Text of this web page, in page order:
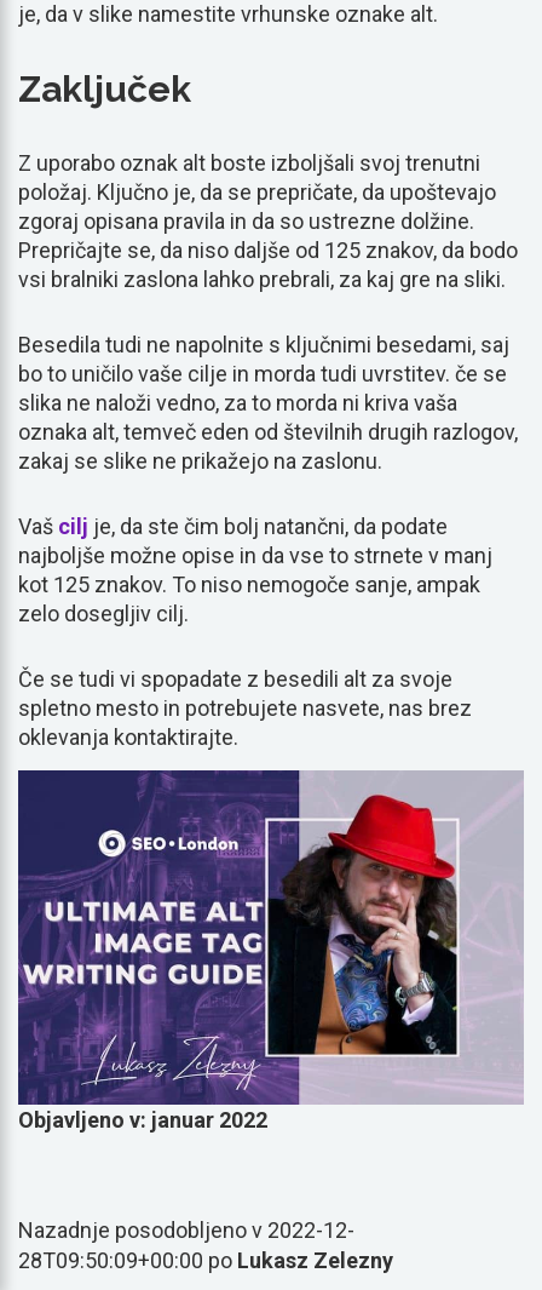
je, da v slike namestite vrhunske oznake alt.
Zaključek
Z uporabo oznak alt boste izboljšali svoj trenutni
položaj. Ključno je, da se prepričate, da upoštevajo
zgoraj opisana pravila in da so ustrezne dolžine.
Prepričajte se, da niso daljše od 125 znakov, da bodo
vsi bralniki zaslona lahko prebrali, za kaj gre na sliki.
Besedila tudi ne napolnite s ključnimi besedami, saj
bo to uničilo vaše cilje in morda tudi uvrstitev. če se
slika ne naloži vedno, za to morda ni kriva vaša
oznaka alt, temveč eden od številnih drugih razlogov,
zakaj se slike ne prikažejo na zaslonu.
Vaš cilj je, da ste čim bolj natančni, da podate
najboljše možne opise in da vse to strnete v manj
kot 125 znakov. To niso nemogoče sanje, ampak
zelo dosegljiv cilj.
Če se tudi vi spopadate z besedili alt za svoje
spletno mesto in potrebujete nasvete, nas brez
oklevanja kontaktirajte.
Objavljeno v: januar 2022
Nazadnje posodobljeno v 2022-12-
28T09:50:09+00:00 po Lukasz Zelezny